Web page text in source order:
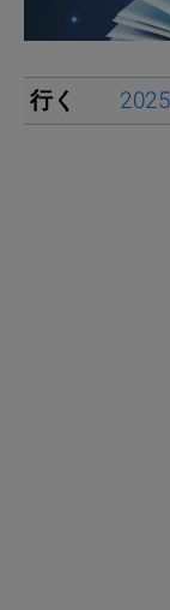
行く